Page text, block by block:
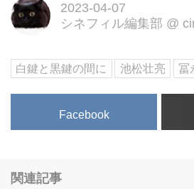
2023-04-07
シネフィル編集部 @
白鍵と黒鍵の間に 池松壮亮 冨
Facebook
関連記事